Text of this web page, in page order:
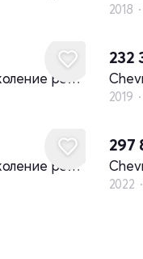
2018
Chevrolet Malibu IX - поколение рестайлинг
232
2019
Chevrolet Malibu IX - поколение рестайлинг
297
2022